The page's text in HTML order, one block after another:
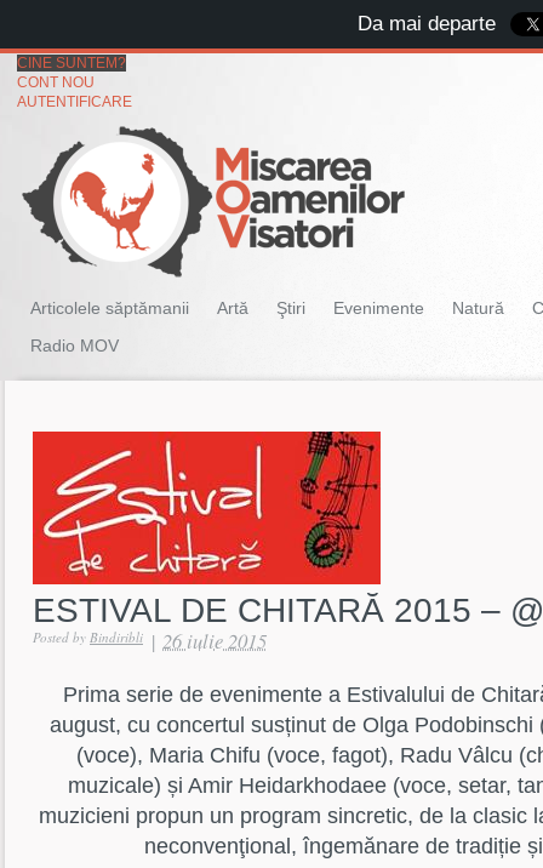
CINE SUNTEM?
CONT NOU
AUTENTIFICARE
Articolele săptămanii Artă Ştiri Evenimente Natură
Radio MOV
ESTIVAL DE CHITARĂ 2015 –
Posted by Bindiribli | 26 iulie 2015
Prima serie de evenimente a Estivalului de
august, cu concertul susținut de Olga Podobinschi
(voce), Maria Chifu (voce, fagot), Radu Vâlcu
muzicale) și Amir Heidarkhodaee (voce, setar,
muzicieni propun un program sincretic, de la clasic
neconvenţional, îngemănare de tradiție
Da mai departe